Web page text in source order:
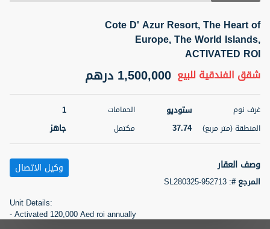
2BR Golf, Pool & Villa View | 3 Bathrooms | 1,274.77 Sq
Ft | Ellington House II
شقةللبيع 4,100,000 درهم
22
سرير
2
حمام
مربع)
118.34
غير مفروش /ة عقار على
اسم الوسيط رقم الوسيط
5 أشهر +
Cote D' Azur Resort, The Heart of
Europe, The World Islands,
ACTIVATED ROI
شقق الفندقية للبيع 1,500,000 درهم
غرف نوم ستوديو الحمامات 1
المنطقة (متر مربع) 37.74 مكتمل جاهز
وصف العقار
المرجع #:
SL280325-952713
وكيل الاتصال
Unit Details:
- Activated 120,000 Aed roi annually